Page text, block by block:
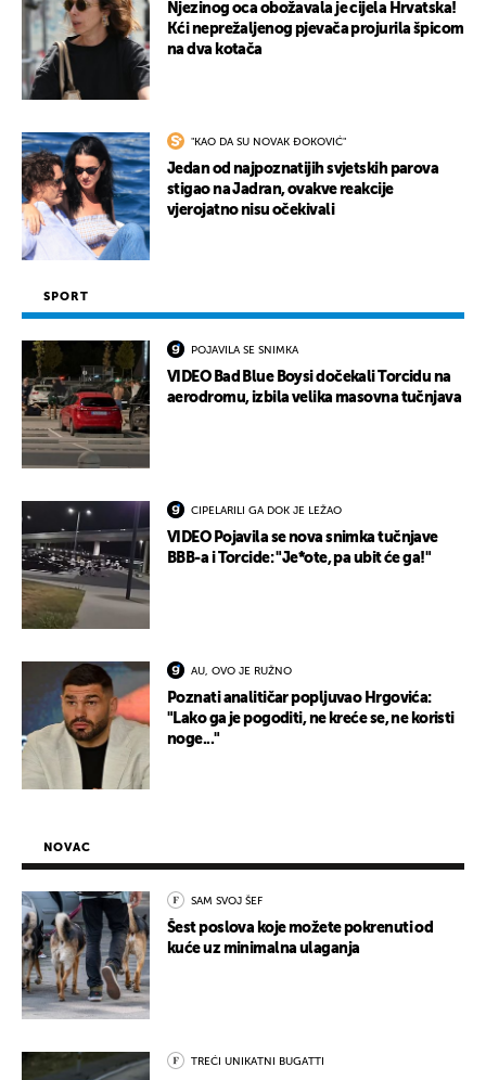
Njezinog oca obožavala je cijela Hrvatska!
Kći neprežaljenog pjevača projurila špicom
na dva kotača
"KAO DA SU NOVAK ĐOKOVIĆ"
Jedan od najpoznatijih svjetskih parova
stigao na Jadran, ovakve reakcije
vjerojatno nisu očekivali
SPORT
POJAVILA SE SNIMKA
VIDEO Bad Blue Boysi dočekali Torcidu na
aerodromu, izbila velika masovna tučnjava
CIPELARILI GA DOK JE LEŽAO
VIDEO Pojavila se nova snimka tučnjave
BBB-a i Torcide: "Je*ote, pa ubit će ga!"
AU, OVO JE RUŽNO
Poznati analitičar popljuvao Hrgovića:
"Lako ga je pogoditi, ne kreće se, ne koristi
noge..."
NOVAC
SAM SVOJ ŠEF
Šest poslova koje možete pokrenuti od
kuće uz minimalna ulaganja
TREĆI UNIKATNI BUGATTI